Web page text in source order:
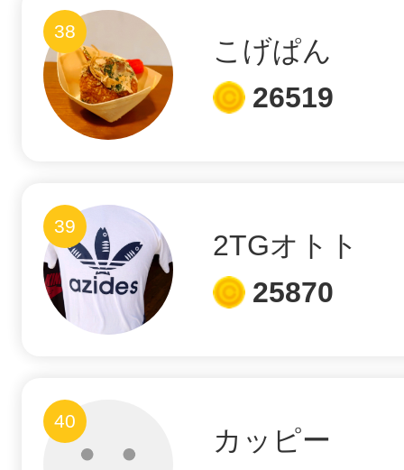
38
こげぱん
26519
39
2TGオトト
25870
40
カッピー